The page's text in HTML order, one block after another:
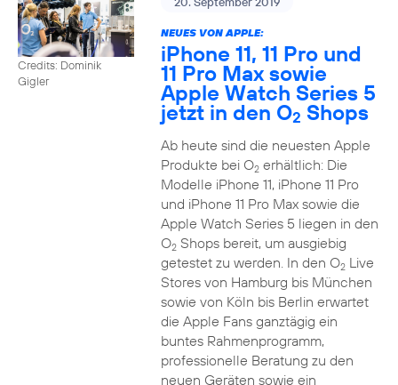
Credits: Dominik
Gigler
NEUES VON APPLE:
iPhone 11, 11 Pro und
11 Pro Max sowie
Apple Watch Series 5
jetzt in den O2 Shops
Ab heute sind die neuesten Apple
Produkte bei O2erhältlich: Die
Modelle iPhone 11, iPhone 11 Pro
und iPhone 11 Pro Max sowie die
Apple Watch Series 5 liegen in den
O2Shops bereit, um ausgiebig
getestet zu werden. In den O2Live
Stores von Hamburg bis München
sowie von Köln bis Berlin erwartet
die Apple Fans ganztägig ein
buntes Rahmenprogramm,
professionelle Beratung zu den
neuen Geräten sowie ein